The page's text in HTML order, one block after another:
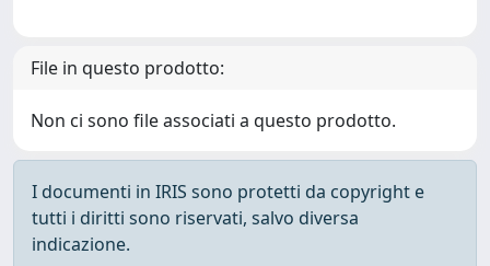
File in questo prodotto:
Non ci sono file associati a questo prodotto.
I documenti in IRIS sono protetti da copyright e
tutti i diritti sono riservati, salvo diversa
indicazione.